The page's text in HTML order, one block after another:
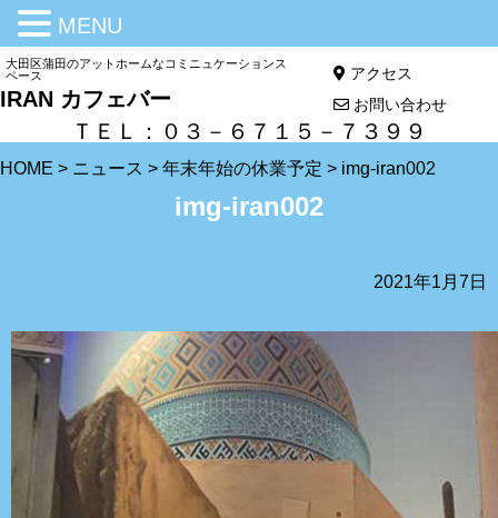
大田区蒲田のアットホームなコミニュケーションス
ペース
IRAN カフェバー
アクセス
お問い合わせ
ＴＥＬ：０３－６７１５－７３９９
HOME > ニュース > 年末年始の休業予定 > img-iran002
img-iran002
2021年1月7日
MENU